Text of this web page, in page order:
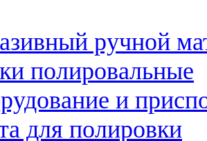
ручной
полировальные
и
для полировки